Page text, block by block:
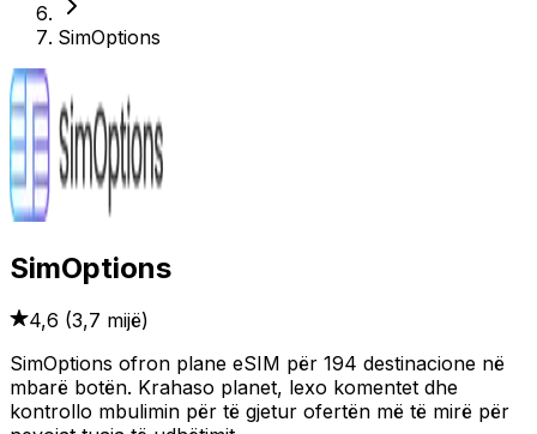
SimOptions
SimOptions
4,6 (3,7 mijë)
SimOptions ofron plane eSIM për 194 destinacione në
mbarë botën. Krahaso planet, lexo komentet dhe
kontrollo mbulimin për të gjetur ofertën më të mirë për